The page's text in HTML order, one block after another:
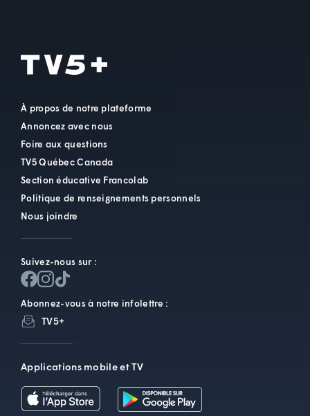
À propos de notre plateforme
Annoncez avec nous
Foire aux questions
TV5 Québec Canada
Section éducative Francolab
Politique de renseignements personnels
Nous joindre
Suivez-nous sur :
Abonnez-vous à notre infolettre :
TV5+
Applications mobile et TV